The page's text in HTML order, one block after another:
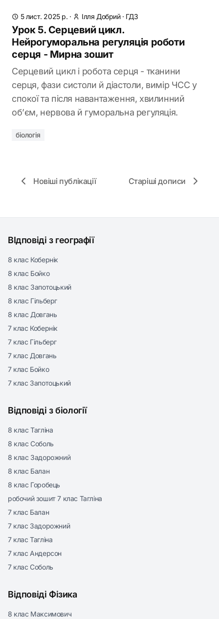
5 лист. 2025 р. · Ілля Добрий· ГДЗ
Урок 5. Серцевий цикл.
Нейрогуморальна регуляція роботи
серця - Мирна зошит
Серцевий цикл і робота серця - тканини
серця, фази систоли й діастоли, вимір ЧСС у
спокої та після навантаження, хвилинний
об’єм, нервова й гуморальна регуляція.
біологія
Новіші публікації Старіші дописи
ВІдповіді з географії
8 клас Кобернік
8 клас Бойко
8 клас Запотоцький
8 клас Гільберг
8 клас Довгань
7 клас Кобернік
7 клас Гільберг
7 клас Довгань
7 клас Бойко
7 клас Запотоцький
Відповіді з біології
8 клас Тагліна
8 клас Соболь
8 клас Задорожний
8 клас Балан
8 клас Горобець
робочий зошит 7 клас Тагліна
7 клас Балан
7 клас Задорожний
7 клас Тагліна
7 клас Андерсон
7 клас Соболь
Відповіді Фізика
8 клас Максимович